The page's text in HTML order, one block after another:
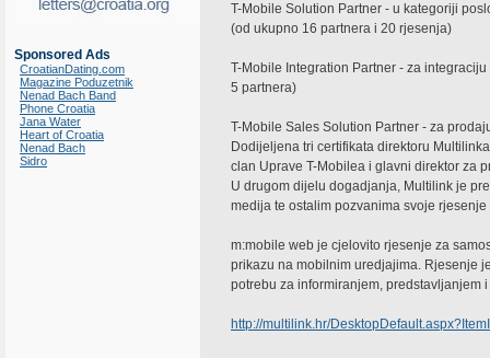
Sponsored Ads
CroatianDating.com
Magazine Poduzetnik
Nenad Bach Band
Phone Croatia
Jana Water
Heart of Croatia
Nenad Bach
Sidro
T-Mobile Solution Partner - u kategoriji
(od ukupno 16 partnera i 20 rjesenja)
T-Mobile Integration Partner - za
5 partnera)
T-Mobile Sales Solution Partner - za
Dodijeljena tri certifikata direktoru
clan Uprave T-Mobilea i glavni direktor za
U drugom dijelu dogadjanja, Multilink je
medija te ostalim pozvanima svoje
m:mobile web je cjelovito rjesenje za
prikazu na mobilnim uredjajima. Rjesenje
potrebu za informiranjem, predstavljanjem
http://multilink.hr/